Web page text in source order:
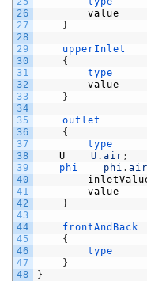
26
27
28
29
30
31
32
33
34
35
36
37
38
39
40
41
42
43
44
45
46
47
48
value
}
upperInlet
{
value
}
outlet
{
U
U . air ;
phi phi . air
value
}
frontAndBack
{
}
}